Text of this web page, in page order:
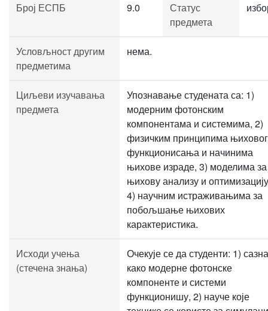
Број ЕСПБ 9.0
Статус
предмета
Условљност другим
предметима
нема.
Циљеви изучавања
предмета
Упознавање студената са: 1)
модерним фотонским
компонентама и системима, 2)
физичким принципима њиховог
функционисања и начинима
њихове израде, 3) моделима за
њихову анализу и
4) научним истраживањима за
побољшање њихових
карактеристика.
Исходи учења
(стечена знања)
Очекује се да студенти: 1)
како модерне фотонске
компоненте и системи
функционишу, 2) науче које